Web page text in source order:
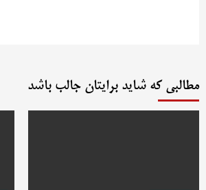
مطالبی که شاید برایتان جالب باشد